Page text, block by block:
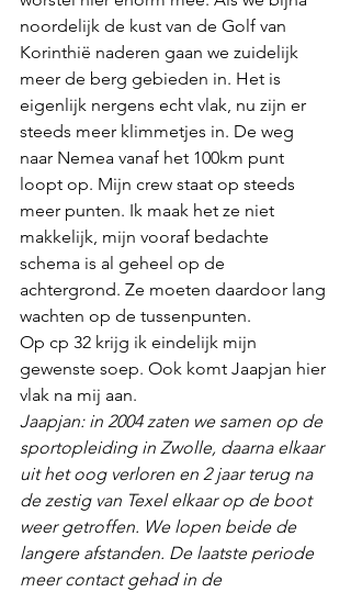
noordelijk de kust van de Golf van
Korinthië naderen gaan we zuidelijk
meer de berg gebieden in. Het is
eigenlijk nergens echt vlak, nu zijn er
steeds meer klimmetjes in. De weg
naar Nemea vanaf het 100km punt
loopt op. Mijn crew staat op steeds
meer punten. Ik maak het ze niet
makkelijk, mijn vooraf bedachte
schema is al geheel op de
achtergrond. Ze moeten daardoor lang
wachten op de tussenpunten.
Op cp 32 krijg ik eindelijk mijn
gewenste soep. Ook komt Jaapjan hier
vlak na mij aan.
Jaapjan: in 2004 zaten we samen op de
sportopleiding in Zwolle, daarna elkaar
uit het oog verloren en 2 jaar terug na
de zestig van Texel elkaar op de boot
weer getroffen. We lopen beide de
langere afstanden. De laatste periode
meer contact gehad in de